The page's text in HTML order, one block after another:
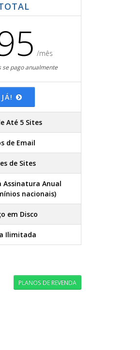
/mês
se pago anualmente
Até 5 Sites
de Email
de Sites
Assinatura Anual
nacionais)
em Disco
Ilimitada
PLANOS DE REVENDA